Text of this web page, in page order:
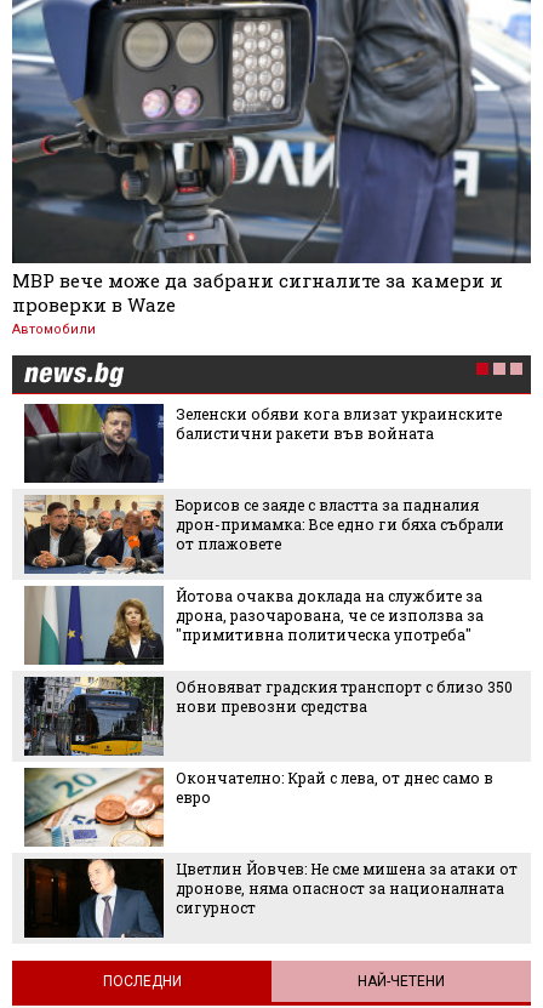
МВР вече може да забрани сигналите за камери и
проверки в Waze
Автомобили
Зеленски обяви кога влизат украинските
балистични ракети във войната
Борисов се заяде с властта за падналия
дрон-примамка: Все едно ги бяха събрали
от плажовете
Йотова очаква доклада на службите за
дрона, разочарована, че се използва за
"примитивна политическа употреба"
Обновяват градския транспорт с близо 350
нови превозни средства
Окончателно: Край с лева, от днес само в
евро
Цветлин Йовчев: Не сме мишена за атаки от
дронове, няма опасност за националната
сигурност
ПОСЛЕДНИ НАЙ-ЧЕТЕНИ